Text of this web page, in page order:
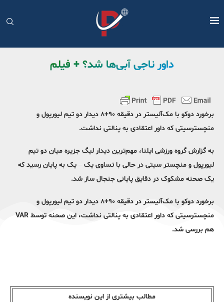
داور ناجی آبی‌ها شد؟ + فیلم
برخورد دوکو با مک‌آلیستر در دقیقه ۹۰+۸ دیدار دو تیم لیورپول و
منچسترسیتی که داور اعتقادی به پنالتی نداشت.
به گزارش گروه ورزشی ایلنا، مهم‌ترین دیدار لیگ جزیره میان دو تیم
لیورپول و منچستر سیتی در حالی با تساوی یک – یک به پایان رسید که
یک صحنه مشکوک در دقایق پایانی جنجال ساز شد.
برخورد دوکو با مک‌آلیستر در دقیقه ۹۰+۸ دیدار دو تیم لیورپول و
منچسترسیتی که داور اعتقادی به پنالتی نداشت، این صحنه توسط VAR
هم بررسی شد.
مطالب بیشتری از این نویسندە